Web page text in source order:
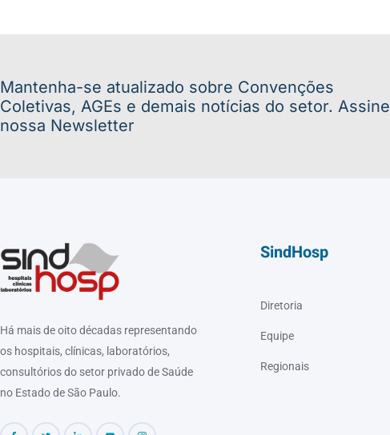
Mantenha-se atualizado sobre Convenções
Coletivas, AGEs e demais notícias do setor. Assine
nossa Newsletter
Há mais de oito décadas representando
os hospitais, clínicas, laboratórios,
consultórios do setor privado de Saúde
no Estado de São Paulo.
SindHosp
Diretoria
Equipe
Regionais